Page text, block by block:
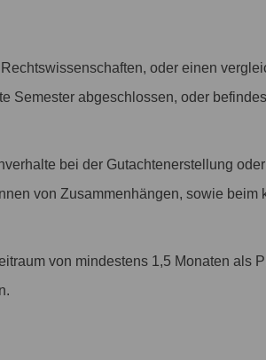
oder einen
Semester abgeschlossen, oder
bei der Gutachtenerstellung
von Zusammenhängen, sowie
von mindestens 1,5 Monaten als